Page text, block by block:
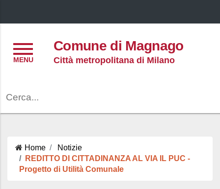
Comune di Magnago
Città metropolitana di Milano
Home
Notizie
REDITTO DI CITTADINANZA AL VIA IL PUC -
Progetto di Utilità Comunale